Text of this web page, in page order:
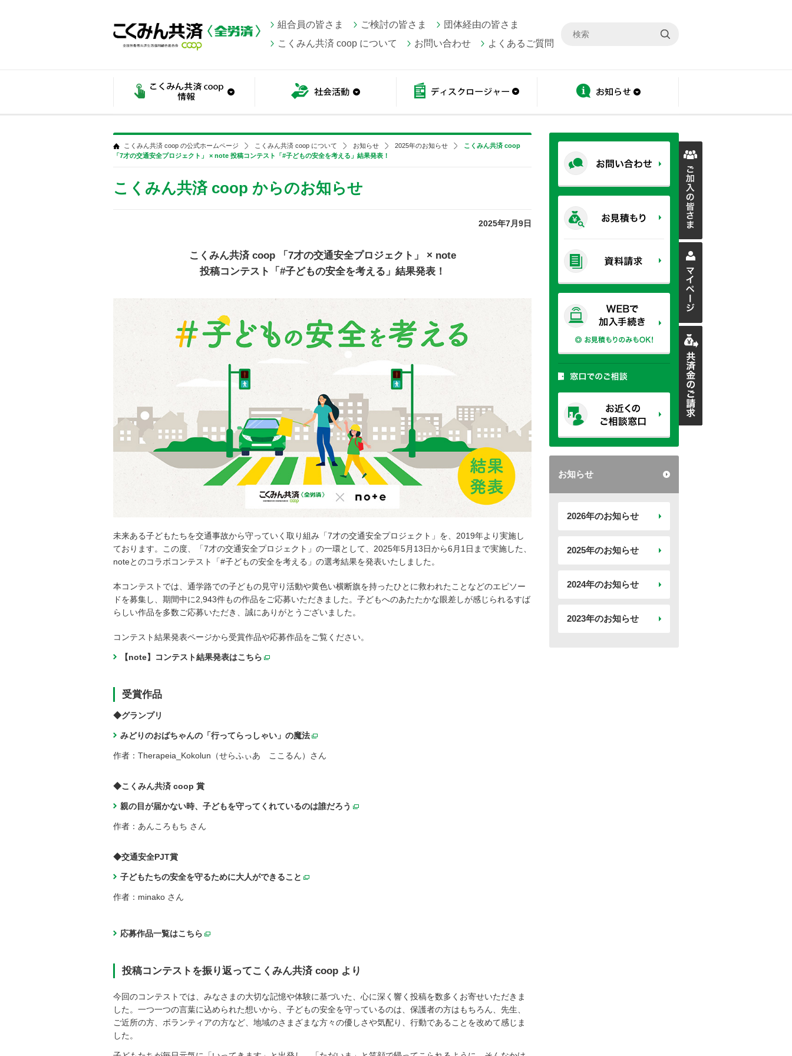
組合員の皆さま ご検討の皆さま
団体経由の皆さま
こくみん共済 coop について
お問い合わせ よくあるご質問
お知らせ
2026年のお知らせ
2025年のお知らせ
2024年のお知らせ
2023年のお知らせ
こくみん共済 coop の公式ホームページ こくみん共済 coop について お知らせ 2025年のお知らせ
こくみん共済 coop
「7才の交通安全プロジェクト」 × note 投稿コンテスト「#子どもの安全を考える」結果発表！
こくみん共済 coop からのお知らせ
2025年7月9日
こくみん共済 coop 「7才の交通安全プロジェクト」 × note
投稿コンテスト「#子どもの安全を考える」結果発表！
未来ある子どもたちを交通事故から守っていく取り組み「7才の交通安全プロジェクト」を、2019年より実施し
ております。この度、「7才の交通安全プロジェクト」の一環として、2025年5月13日から6月1日まで実施した、
noteとのコラボコンテスト「#子どもの安全を考える」の選考結果を発表いたしました。
本コンテストでは、通学路での子どもの見守り活動や黄色い横断旗を持ったひとに救われたことなどのエピソー
ドを募集し、期間中に2,943件もの作品をご応募いただきました。子どもへのあたたかな眼差しが感じられるすば
らしい作品を多数ご応募いただき、誠にありがとうございました。
コンテスト結果発表ページから受賞作品や応募作品をご覧ください。
【note】コンテスト結果発表はこちら
受賞作品
◆グランプリ
みどりのおばちゃんの「行ってらっしゃい」の魔法
作者：Therapeia_Kokolun（せらふぃあ ここるん）さん
◆こくみん共済 coop 賞
親の目が届かない時、子どもを守ってくれているのは誰だろう
作者：あんころもち さん
◆交通安全PJT賞
子どもたちの安全を守るために大人ができること
作者：minako さん
応募作品一覧はこちら
投稿コンテストを振り返ってこくみん共済 coop より
今回のコンテストでは、みなさまの大切な記憶や体験に基づいた、心に深く響く投稿を数多くお寄せいただきま
した。一つ一つの言葉に込められた想いから、子どもの安全を守っているのは、保護者の方はもちろん、先生、
ご近所の方、ボランティアの方など、地域のさまざまな方々の優しさや気配り、行動であることを改めて感じま
した。